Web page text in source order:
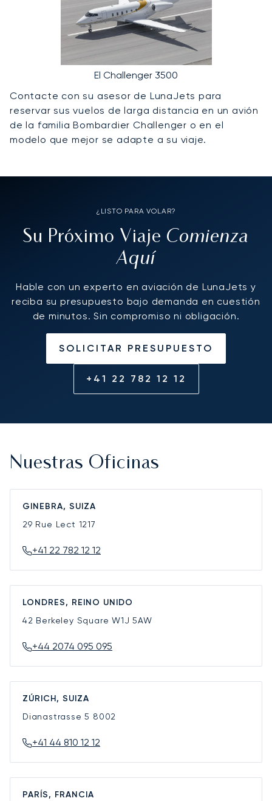
El Challenger 3500
Contacte con su asesor de LunaJets para
reservar sus vuelos de larga distancia en un avión
de la familia Bombardier Challenger o en el
modelo que mejor se adapte a su viaje.
¿LISTO PARA VOLAR?
Su Próximo Viaje Comienza
Aquí
Hable con un experto en aviación de LunaJets y
reciba su presupuesto bajo demanda en cuestión
de minutos. Sin compromiso ni obligación.
SOLICITAR PRESUPUESTO
+41 22 782 12 12
Nuestras Oficinas
GINEBRA, SUIZA
29 Rue Lect 1217
+41 22 782 12 12
LONDRES, REINO UNIDO
42 Berkeley SquareW1J 5AW
+44 2074 095 095
ZÚRICH, SUIZA
Dianastrasse 5 8002
+41 44 810 12 12
PARÍS, FRANCIA